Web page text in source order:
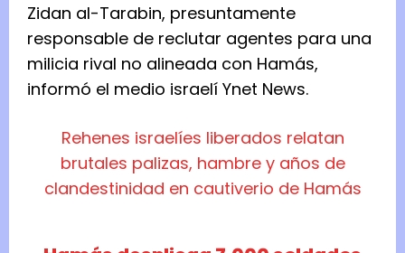
Zidan al-Tarabin, presuntamente
responsable de reclutar agentes para una
milicia rival no alineada con Hamás,
informó el medio israelí Ynet News.
Rehenes israelíes liberados relatan
brutales palizas, hambre y años de
clandestinidad en cautiverio de Hamás